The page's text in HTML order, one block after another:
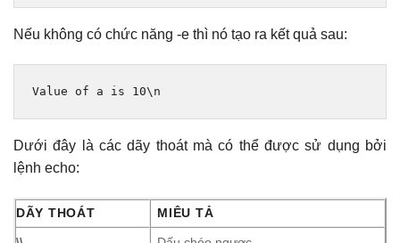
Nếu không có chức năng -e thì nó tạo ra kết quả sau:
Value of a is 10\n
Dưới đây là các dãy thoát mà có thể được sử dụng bởi
lệnh echo:
DÃY THOÁT MIÊU TẢ